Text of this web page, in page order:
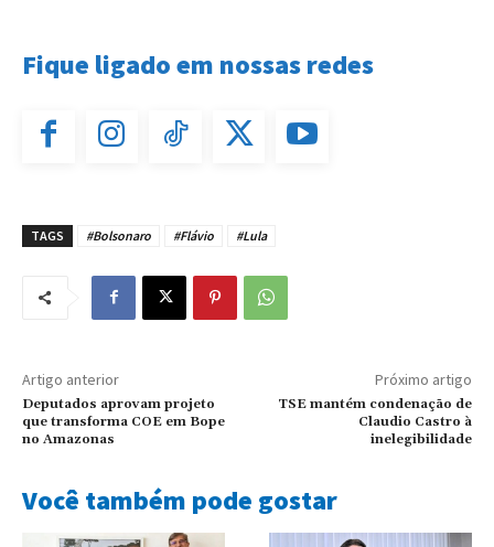
Fique ligado em nossas redes
TAGS #Bolsonaro #Flávio #Lula
Artigo anterior
Deputados aprovam projeto
que transforma COE em Bope
no Amazonas
Próximo artigo
TSE mantém condenação de
Claudio Castro à
inelegibilidade
Você também pode gostar